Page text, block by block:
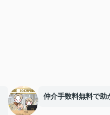
仲介手数料無料で助